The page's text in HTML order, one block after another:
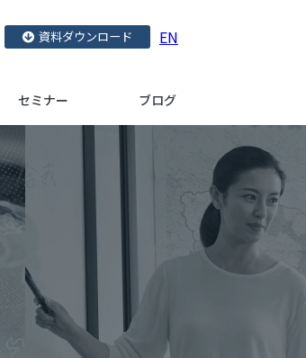
資料ダウンロード EN
セミナー ブログ